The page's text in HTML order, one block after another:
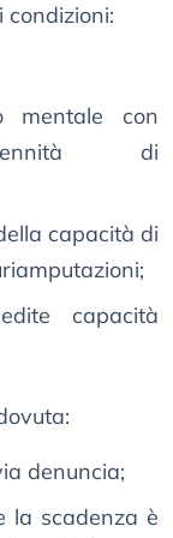
condizioni:
mentale con
di
capacità di
capacità
denuncia;
la scadenza è